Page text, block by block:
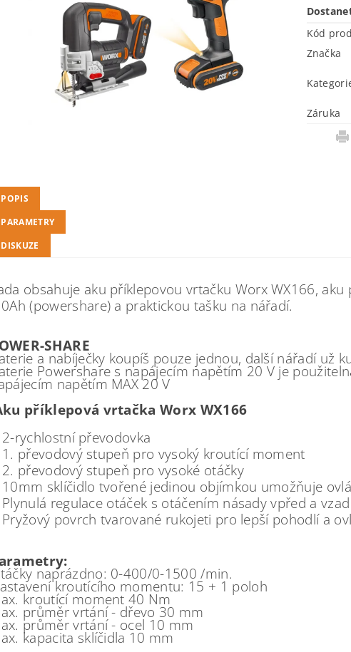
Kód
Značka
Záruka
POPIS
PARAMETRY
DISKUZE
obsahuje aku příklepovou vrtačku Worx WX166,
(powershare) a praktickou tašku na nářadí.
SHARE
a nabíječky koupíš pouze jednou, další nářadí už
Powershare s napájecím napětím 20 V je
napětím MAX 20 V
příklepová vrtačka Worx WX166
2-rychlostní převodovka
1. převodový stupeň pro vysoký kroutící moment
2. převodový stupeň pro vysoké otáčky
10mm sklíčidlo tvořené jedinou objímkou umožňuje
Plynulá regulace otáček s otáčením násady vpřed a vzad
Pryžový povrch tvarované rukojeti pro lepší pohodlí a
naprázdno: 0-400/0-1500 /min.
kroutícího momentu: 15 + 1 poloh
kroutící moment 40 Nm
průměr vrtání - dřevo 30 mm
průměr vrtání - ocel 10 mm
kapacita sklíčidla 10 mm